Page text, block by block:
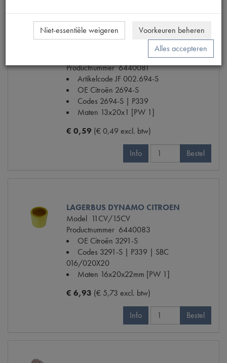
BORGRING DYNAMOPOELIE MOER
Productnummer6440081
Artikelcode JF002.694-S
OE Citroën 2694-S
Codes 2694-S | P339
Maten 13x20x1 [PW 1]
€ 0,59 (€ 0,49 excl. btw)
Info Bestel
LAGERBUS DYNAMO CITROEN
Model 11CV/15CV
Productnummer 6440083
OE Citroën 3291-S
Codes 3291-S | P339 | SBC
016/020X20
Maten 16x20x22mm [PW 1]
€ 6,93 (€ 5,73 excl. btw)
Info Bestel
Niet-essentiële weigeren
Voorkeuren beheren
Alles accepteren